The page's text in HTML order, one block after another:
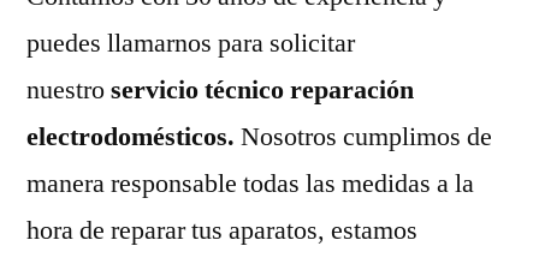
puedes llamarnos para solicitar
nuestroservicio técnico reparación
electrodomésticos. Nosotros cumplimos de
manera responsable todas las medidas a la
hora de reparar tus aparatos, estamos